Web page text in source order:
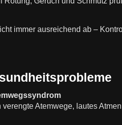
immer ausreichend ab –
Atemwege, lautes